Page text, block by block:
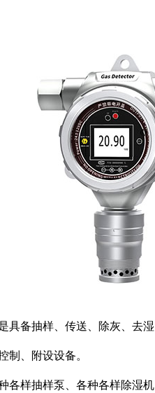
具备抽样、传送、除灰、去
制、附设设备。
样抽样泵、各种各样除湿